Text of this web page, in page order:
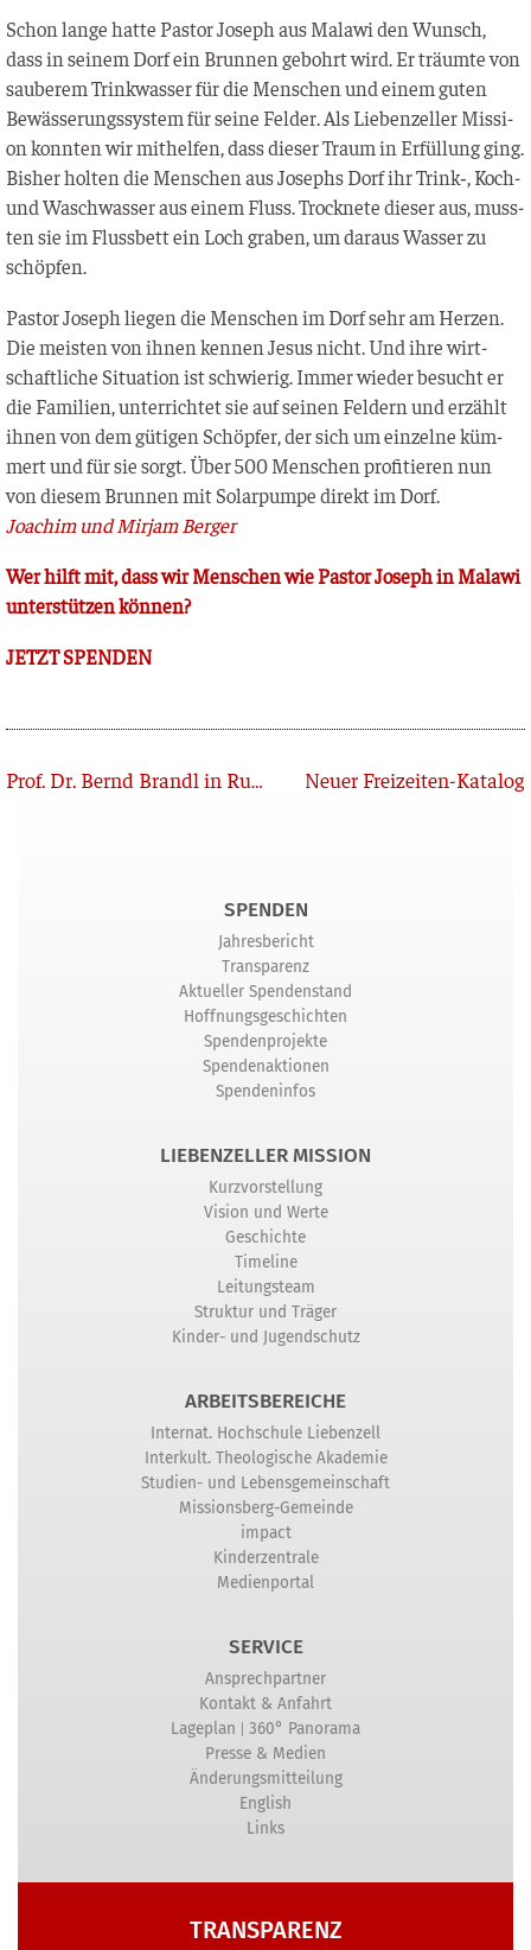
Schon lan­ge hat­te Pas­tor Joseph aus Mala­wi den Wunsch,
dass in sei­nem Dorf ein Brun­nen gebohrt wird. Er träum­te von
sau­be­rem Trink­was­ser für die Men­schen und einem guten
Bewäs­se­rungs­sys­tem für sei­ne Fel­der. Als Lie­ben­zel­ler Mis­si­
on konn­ten wir mit­hel­fen, dass die­ser Traum in Erfül­lung ging.
Bis­her hol­ten die Men­schen aus Josephs Dorf ihr Trink‑, Koch-
und Wasch­was­ser aus einem Fluss. Trock­ne­te die­ser aus, muss­
ten sie im Fluss­bett ein Loch gra­ben, um dar­aus Was­ser zu
schöpfen.
Pas­tor Joseph lie­gen die Men­schen im Dorf sehr am Her­zen.
Die meis­ten von ihnen ken­nen Jesus nicht. Und ihre wirt­
schaft­li­che Situa­ti­on ist schwie­rig. Immer wie­der besucht er
die Fami­li­en, unter­rich­tet sie auf sei­nen Fel­dern und erzählt
ihnen von dem güti­gen Schöp­fer, der sich um ein­zel­ne küm­
mert und für sie sorgt. Über 500 Men­schen pro­fi­tie­ren nun
von die­sem Brun­nen mit Solar­pum­pe direkt im Dorf.
Joa­chim und Mir­jam Berger
Wer hilft mit, dass wir Men­schen wie Pas­tor Joseph in Mala­wi
unter­stüt­zen können?
JETZT SPENDEN
Zurück Prof. Dr. Bernd Brandl in Ruhestand verabschiedet Neuer Freizeiten-Katalog
SPENDEN
Jahresbericht
Transparenz
Aktueller Spendenstand
Hoffnungsgeschichten
Spendenprojekte
Spendenaktionen
Spendeninfos
LIEBENZELLER MISSION
Kurzvorstellung
Vision und Werte
Geschichte
Timeline
Leitungsteam
Struktur und Träger
Kinder- und Jugendschutz
ARBEITSBEREICHE
Internat. Hochschule Liebenzell
Interkult. Theologische Akademie
Studien- und Lebensgemeinschaft
Missionsberg-Gemeinde
impact
Kinderzentrale
Medienportal
SERVICE
Ansprechpartner
Kontakt & Anfahrt
Lageplan | 360° Panorama
Presse & Medien
Änderungsmitteilung
English
Links
TRANSPARENZ